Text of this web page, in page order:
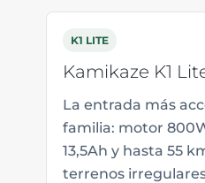
K1 LITE
Kamikaze K1
La entrada más
familia: motor
13,5Ah y hasta 55
terrenos